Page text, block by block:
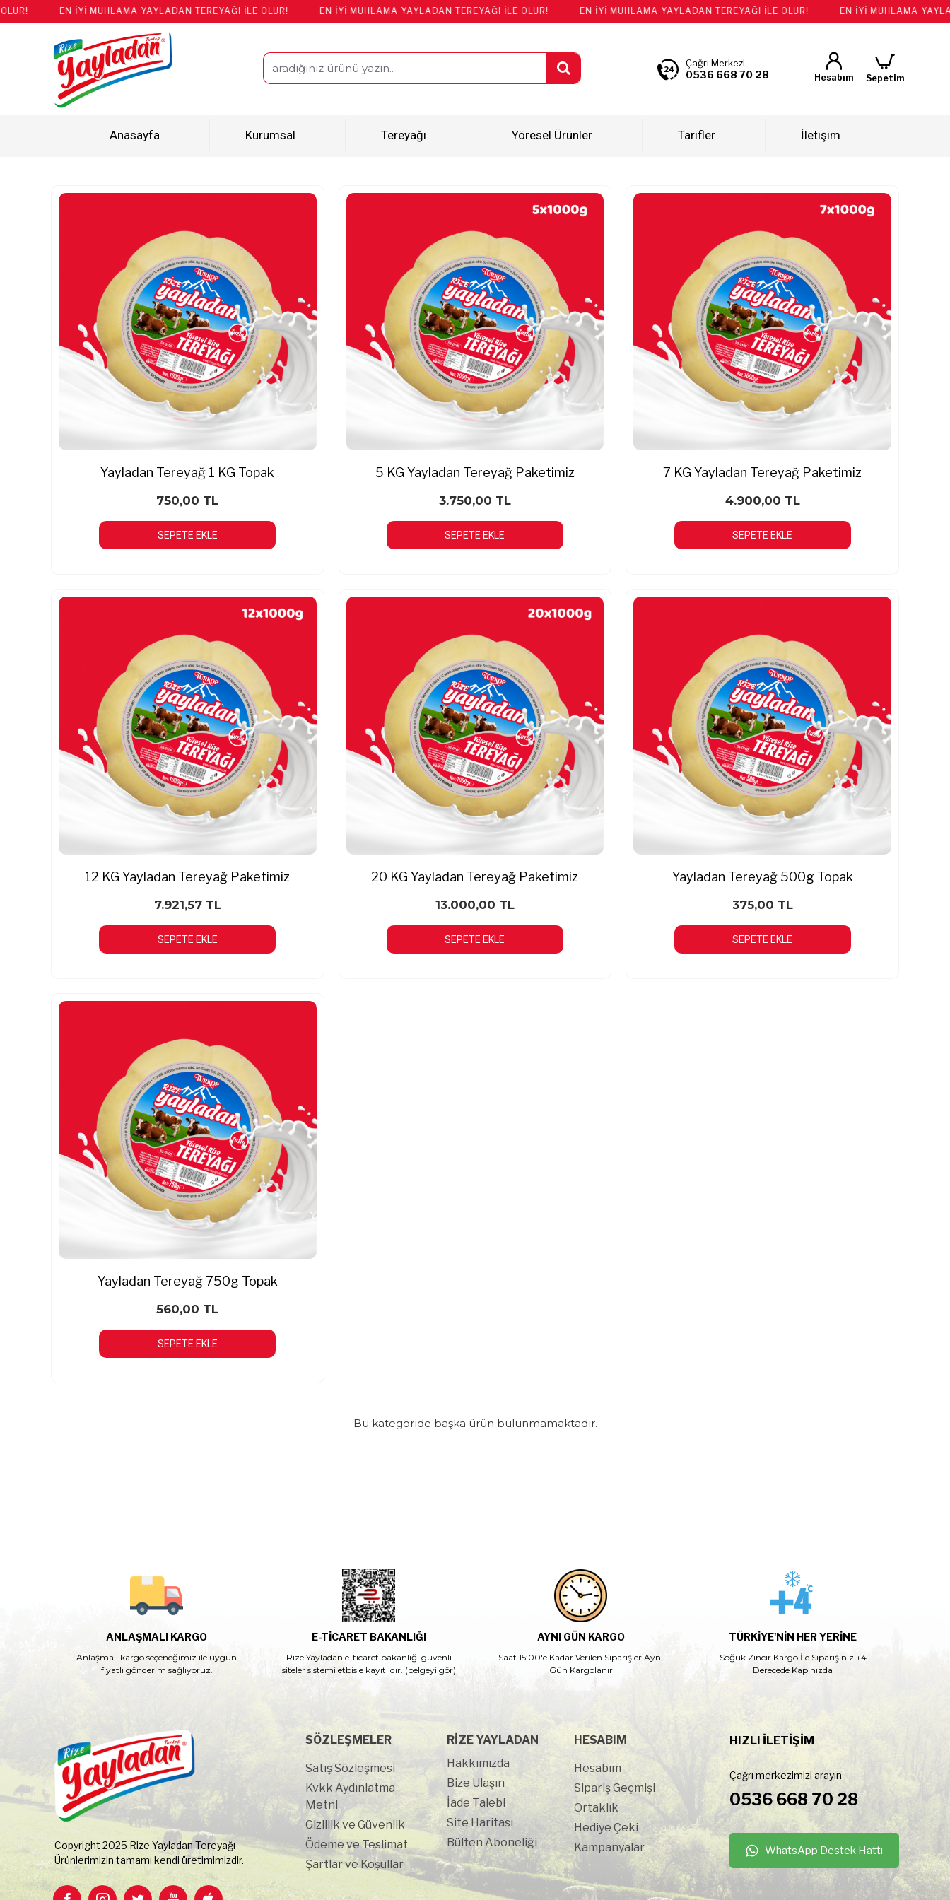
EN İYİ MUHLAMA YAYLADAN TEREYAĞI İLE OLUR! EN İYİ MUHLAMA YAYLADAN TEREYAĞI İLE OLUR! EN İYİ MUHLAMA YAYLADAN TEREYAĞI İLE OLUR! EN İYİ MUHLAMA YAYLADAN
Çağrı Merkezi
0536 668 70 28 Hesabım Sepetim
Anasayfa Kurumsal Tereyağı Yöresel Ürünler Tarifler İletişim
Yayladan Tereyağ 1 KG Topak
750,00 TL
SEPETE EKLE
5 KG Yayladan Tereyağ Paketimiz
3.750,00 TL
SEPETE EKLE
7 KG Yayladan Tereyağ Paketimiz
4.900,00 TL
SEPETE EKLE
12 KG Yayladan Tereyağ Paketimiz
7.921,57 TL
SEPETE EKLE
20 KG Yayladan Tereyağ Paketimiz
13.000,00 TL
SEPETE EKLE
Yayladan Tereyağ 500g Topak
375,00 TL
SEPETE EKLE
Yayladan Tereyağ 750g Topak
560,00 TL
SEPETE EKLE
Bu kategoride başka ürün bulunmamaktadır.
ANLAŞMALI KARGO
Anlaşmalı kargo seçeneğimiz ile uygun
fiyatlı gönderim sağlıyoruz.
E-TİCARET BAKANLIĞI
Rize Yayladan e-ticaret bakanlığı güvenli
siteler sistemi etbis'e kayıtlıdır. (belgeyi gör)
AYNI GÜN KARGO
Saat 15:00'e Kadar Verilen Siparişler Aynı
Gün Kargolanır
TÜRKIYE'NIN HER YERINE
Soğuk Zincir Kargo İle Siparişiniz +4
Derecede Kapınızda
Copyright 2025 Rize Yayladan Tereyağı
Ürünlerimizin tamamı kendi üretimimizdir.
SÖZLEŞMELER
Satış Sözleşmesi
Kvkk Aydınlatma
Metni
Gizlilik ve Güvenlik
Ödeme ve Teslimat
Şartlar ve Koşullar
RIZE YAYLADAN
Hakkımızda
Bize Ulaşın
İade Talebi
Site Haritası
Bülten Aboneliği
HESABIM
Hesabım
Sipariş Geçmişi
Ortaklık
Hediye Çeki
Kampanyalar
HIZLI İLETİŞİM
Çağrı merkezimizi arayın
0536 668 70 28
WhatsApp Destek Hattı